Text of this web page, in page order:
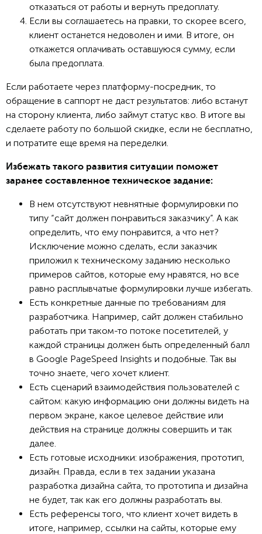
отказаться от работы и вернуть предоплату.
Если вы соглашаетесь на правки, то скорее всего,
клиент останется недоволен и ими. В итоге, он
откажется оплачивать оставшуюся сумму, если
была предоплата.
Если работаете через платформу-посредник, то
обращение в саппорт не даст результатов: либо встанут
на сторону клиента, либо займут статус кво. В итоге вы
сделаете работу по большой скидке, если не бесплатно,
и потратите еще время на переделки.
Избежать такого развития ситуации поможет
заранее составленное техническое задание:
В нем отсутствуют невнятные формулировки по
типу “сайт должен понравиться заказчику”. А как
определить, что ему понравится, а что нет?
Исключение можно сделать, если заказчик
приложил к техническому заданию несколько
примеров сайтов, которые ему нравятся, но все
равно расплывчатые формулировки лучше избегать.
Есть конкретные данные по требованиям для
разработчика. Например, сайт должен стабильно
работать при таком-то потоке посетителей, у
каждой страницы должен быть определенный балл
в Google PageSpeed Insights и подобные. Так вы
точно знаете, чего хочет клиент.
Есть сценарий взаимодействия пользователей с
сайтом: какую информацию они должны видеть на
первом экране, какое целевое действие или
действия на странице должны совершить и так
далее.
Есть готовые исходники: изображения, прототип,
дизайн. Правда, если в тех задании указана
разработка дизайна сайта, то прототипа и дизайна
не будет, так как его должны разработать вы.
Есть референсы того, что клиент хочет видеть в
итоге, например, ссылки на сайты, которые ему